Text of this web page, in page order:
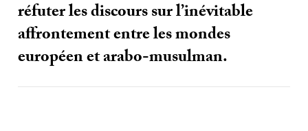
réfuter les discours sur l’inévitable
affrontement entre les mondes
européen et arabo-musulman.